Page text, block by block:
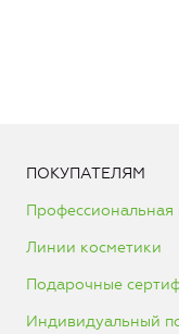
ПОКУПАТЕЛЯМ
Профессиональная
Линии косметики
Подарочные
Индивидуальный